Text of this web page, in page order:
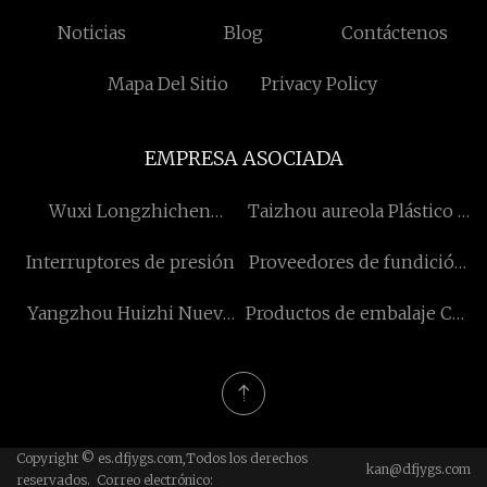
Noticias Blog Contáctenos
Mapa Del Sitio Privacy Policy
EMPRESA ASOCIADA
Wuxi Longzhichen
Taizhou aureola Plástico y
Interruptores de presión
Proveedores de fundición
construcción
Yangzhou Huizhi Nuevo
Productos de embalaje Co.,
Copyright © es.dfjygs.com,Todos los derechos
reservados. Correo electrónico:
kan@dfjygs.com